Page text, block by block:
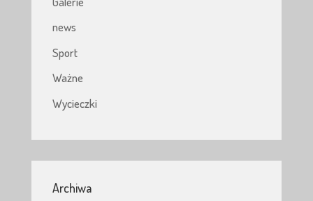
news
Sport
Ważne
Wycieczki
Archiwa